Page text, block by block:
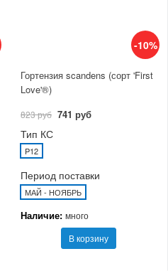
-10%
Гортензия scandens (сорт 'First
Love'®)
823 руб 741 руб
Тип КС
P12
Период поставки
МАЙ - НОЯБРЬ
Наличие: много
В корзину